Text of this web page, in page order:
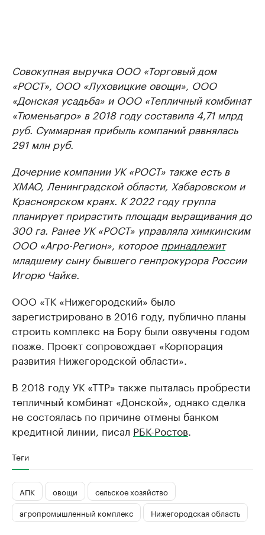
Совокупная выручка ООО «Торговый дом
«РОСТ», ООО «Луховицкие овощи», ООО
«Донская усадьба» и ООО «Тепличный комбинат
«Тюменьагро» в 2018 году составила 4,71 млрд
руб. Суммарная прибыль компаний равнялась
291 млн руб.
Дочерние компании УК «РОСТ» также есть в
ХМАО, Ленинградской области, Хабаровском и
Красноярском краях. К 2022 году группа
планирует прирастить площади выращивания до
300 га. Ранее УК «РОСТ» управляла химкинским
ООО «Агро-Регион», котороепринадлежит
младшему сыну бывшего генпрокурора России
Игорю Чайке.
ООО «ТК «Нижегородский» было
зарегистрировано в 2016 году, публично планы
строить комплекс на Бору были озвучены годом
позже. Проект сопровождает «Корпорация
развития Нижегородской области».
В 2018 году УК «ТТР» также пыталась пробрести
тепличный комбинат «Донской», однако сделка
не состоялась по причине отмены банком
кредитной линии, писал РБК-Ростов.
Теги
АПК овощи
сельское хозяйство
агропромышленный комплекс
Нижегородская область